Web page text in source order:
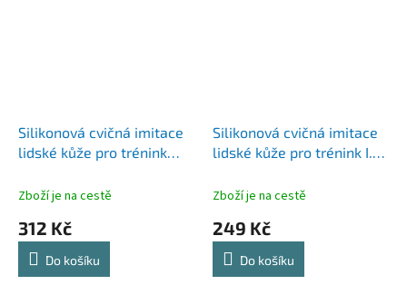
Silikonová cvičná imitace
lidské kůže pro trénink
tvarů ran a incizi
Zboží je na cestě
312 Kč
Do košíku
Silikonová cvičná imitace
lidské kůže pro trénink I.V.
Zboží je na cestě
249 Kč
Do košíku